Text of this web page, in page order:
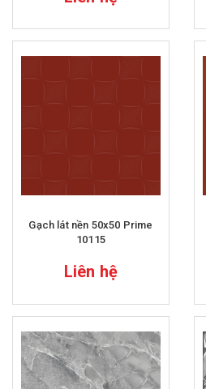
Gạch lát nền 50x50 Prime
10115
Liên hệ